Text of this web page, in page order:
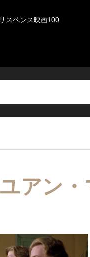
スペンス映画100
ユアン